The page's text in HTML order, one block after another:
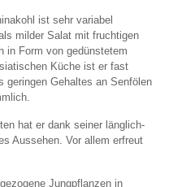
ist sehr variabel
milder Salat mit fruchtigen
in Form von gedünstetem
Küche ist er fast
geringen Gehaltes an Senfölen
hat er dank seiner länglich-
Aussehen. Vor allem erfreut
Jungpflanzen in